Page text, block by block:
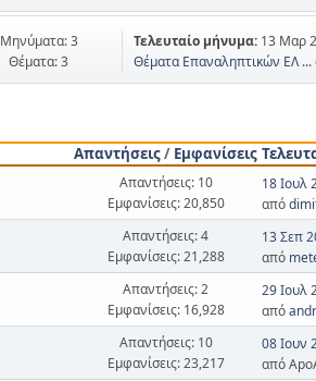
Μηνύματα: 3
Θέματα: 3
Τελευταίο μήνυμα: 13 Μαρ
Θέματα Επαναληπτικών ΕΛ ...
Απαντήσεις/ Εμφανίσεις
Απαντήσεις: 10
Εμφανίσεις: 20,850
18 Ιουλ
από
Απαντήσεις: 4
Εμφανίσεις: 21,288
13 Σεπ
από
Απαντήσεις: 2
Εμφανίσεις: 16,928
29 Ιουλ
από
Απαντήσεις: 10
Εμφανίσεις: 23,217
08 Ιουν
από